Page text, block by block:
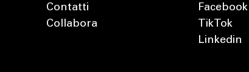
Contatti
Collabora
Facebook
TikTok
Linkedin